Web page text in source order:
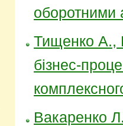
оборотними
Тищенко А.,
бізнес-
Вакаренко